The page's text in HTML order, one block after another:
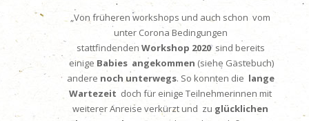
„Von früheren workshops und auch schon vom
unter Corona Bedingungen
stattfindenden Workshop 2020 sind bereits
einige Babies angekommen (siehe Gästebuch)
andere noch unterwegs. So konnten die lange
Wartezeit doch für einige Teilnehmerinnen mit
weiterer Anreise verkürzt und zuglücklichen